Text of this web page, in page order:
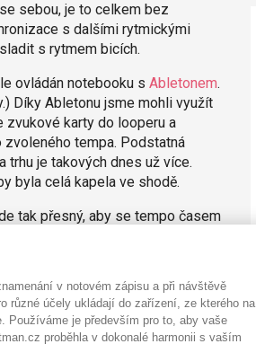
sebou, je to celkem bez
s dalšími rytmickými
s rytmem bicích.
ovládán notebooku s Abletonem.
Díky Abletonu jsme mohli využít
zvukové karty do looperu a
tempa. Podstatná
trhu je takových dnes už více.
byla celá kapela ve shodě.
tak přesný, aby se tempo časem
Bubeník, který to
by se držel basák a jejich hry
smyčku plnící funkci nějakého
slyšet přes svojí hru.
tempu je smyčka nahraná a tuhle
neuhne z rytmu ani o
v notovém zápisu a při návštěvě
různé účely ukládají do zařízení, ze kterého na
Používáme je především pro to, aby vaše
proběhla v dokonalé harmonii s vaším